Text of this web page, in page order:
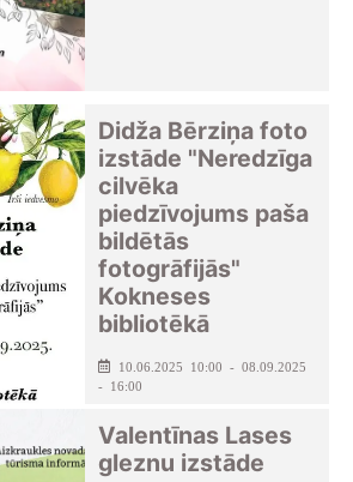
Didža Bērziņa foto
izstāde "Neredzīga
cilvēka
piedzīvojums paša
bildētās
fotogrāfijās"
Kokneses
bibliotēkā
10.06.2025 10:00 - 08.09.2025
- 16:00
Valentīnas Lases
gleznu izstāde